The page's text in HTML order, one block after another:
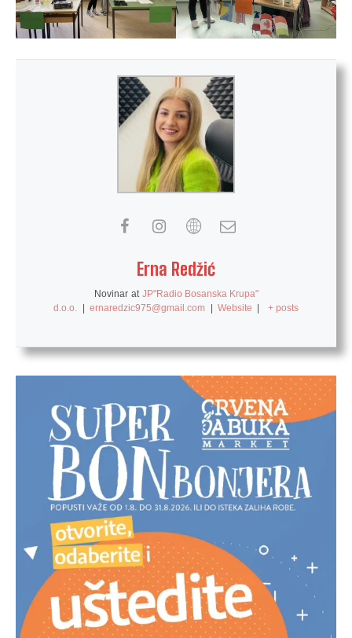
Erna Redžić
Novinar at JP"Radio Bosanska Krupa"
d.o.o.
ernaredzic975@gmail.com Website + posts